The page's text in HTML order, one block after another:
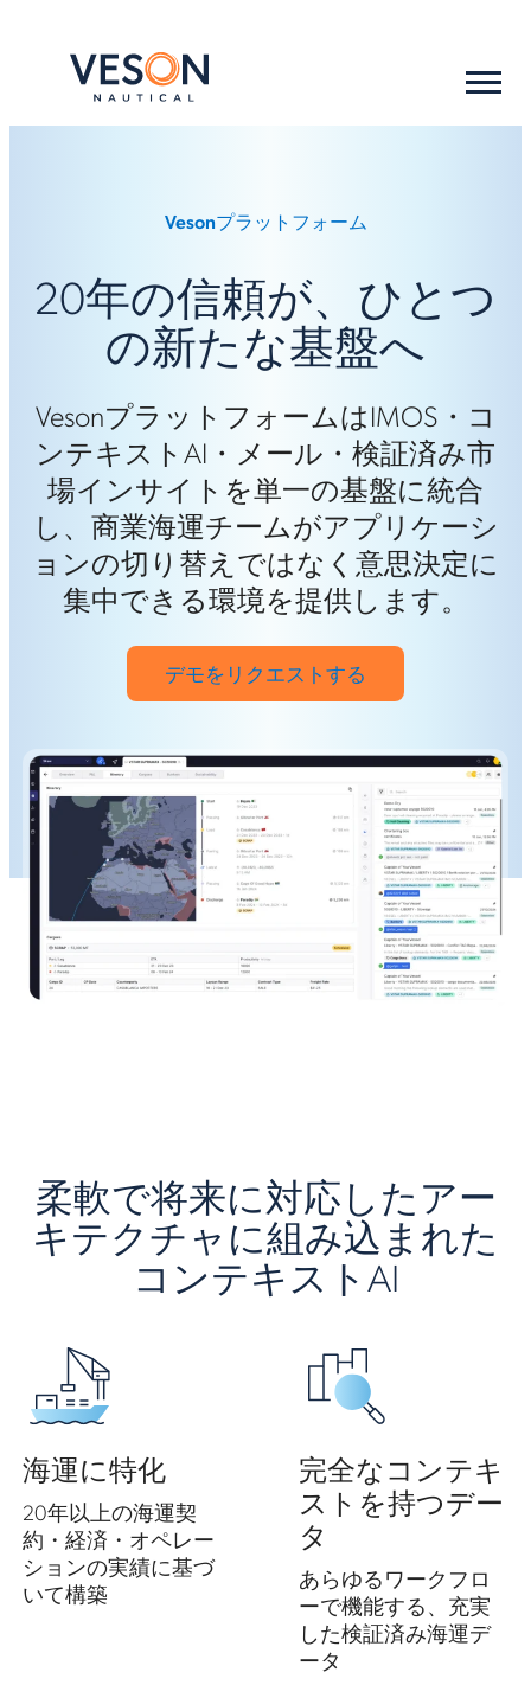
Vesonプラットフォーム
20年の信頼が、ひとつ
の新たな基盤へ
VesonプラットフォームはIMOS・コ
ンテキストAI・メール・検証済み市
場インサイトを単一の基盤に統合
し、商業海運チームがアプリケーシ
ョンの切り替えではなく意思決定に
集中できる環境を提供します。
デモをリクエストする
柔軟で将来に対応したアー
キテクチャに組み込まれた
コンテキストAI
海運に特化
20年以上の海運契
約・経済・オペレー
ションの実績に基づ
いて構築
完全なコンテキ
ストを持つデー
タ
あらゆるワークフロ
ーで機能する、充実
した検証済み海運デ
ータ